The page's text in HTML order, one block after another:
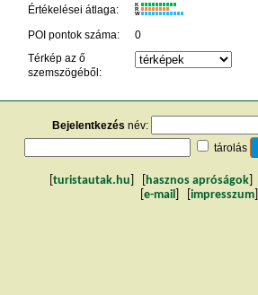
Értékelései átlaga:
K
R
W
POI pontok száma:
0
Térkép az ő
szemszögéből:
Bejelentkezés név:
tárolás
turistautak.hu hasznos apróságok
e-mail impresszum]